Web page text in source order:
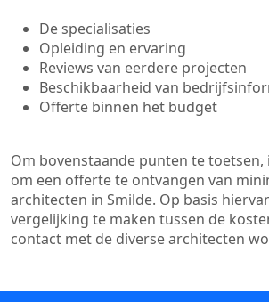
De specialisaties
Opleiding en ervaring
Reviews van eerdere projecten
Beschikbaarheid van
Offerte binnen het budget
Om bovenstaande punten te toetsen,
om een offerte te ontvangen van
architecten in Smilde. Op basis
vergelijking te maken tussen de
contact met de diverse architecten